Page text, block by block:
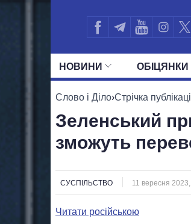
НОВИНИ ОБIЦЯНКИ
УСІ
Слово і Діло›Стрічка
Зеленський
зможуть
СУСПІЛЬСТВО 11 вересня
Читати російською